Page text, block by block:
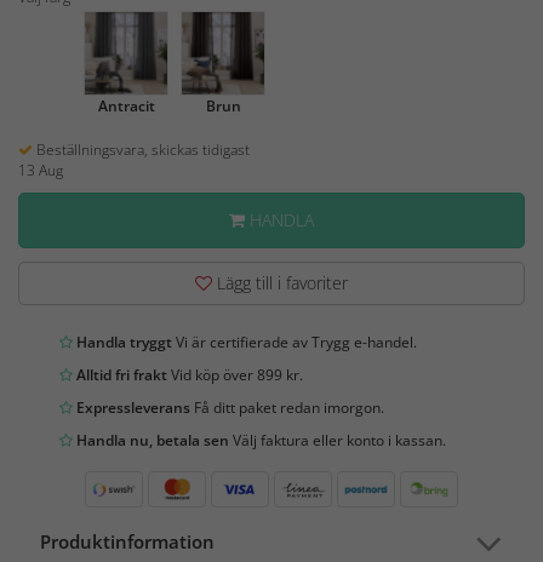
Antracit Brun
Beställningsvara, skickas tidigast
13 Aug
HANDLA
Lägg till i favoriter
Handla tryggtVi är certifierade av Trygg e-handel.
Alltid fri fraktVid köp över 899 kr.
Expressleverans Få ditt paket redan imorgon.
Handla nu, betala sen Välj faktura eller konto i kassan.
Produktinformation